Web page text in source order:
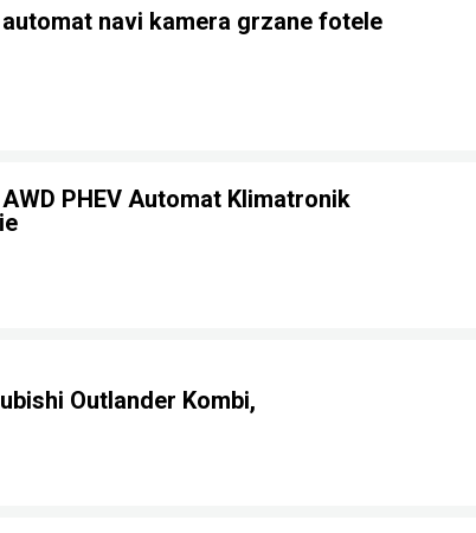
navi kamera grzane fotele
PHEV Automat Klimatronik
Outlander Kombi,